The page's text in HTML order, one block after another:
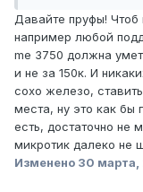
Микротик тут при
150 тыс.р., а
Давайте пруфы! Чтоб
например любой
me 3750 должна
и не за 150к. И
сохо железо,
места, ну это как бы
есть, достаточно не
микротик далеко не
Изменено 30 марта,